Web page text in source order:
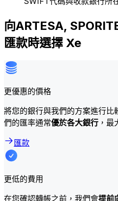
向ARTESA,
匯款時選擇 Xe
更優惠的價格
將您的銀行與我們的方案進行
們的匯率通常優於各大銀行 ，
匯款
更低的費用
在您確認轉帳之前，我們會提前